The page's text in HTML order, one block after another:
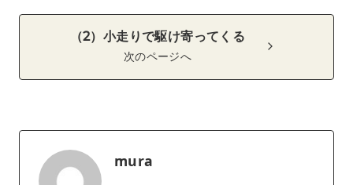
（2）小走りで駆け寄ってくる
次のページへ
mura